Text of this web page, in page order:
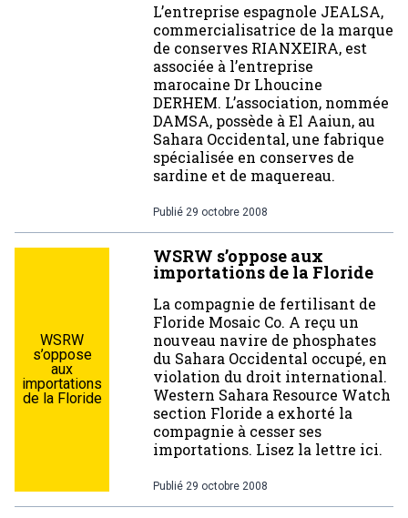
L’entreprise espagnole JEALSA,
commercialisatrice de la marque
de conserves RIANXEIRA, est
associée à l’entreprise
marocaine Dr Lhoucine
DERHEM. L’association, nommée
DAMSA, possède à El Aaiun, au
Sahara Occidental, une fabrique
spécialisée en conserves de
sardine et de maquereau.
Publié 29 octobre 2008
WSRW
s’oppose
aux
importations
de la Floride
WSRW s’oppose aux
importations de la Floride
La compagnie de fertilisant de
Floride Mosaic Co. A reçu un
nouveau navire de phosphates
du Sahara Occidental occupé, en
violation du droit international.
Western Sahara Resource Watch
section Floride a exhorté la
compagnie à cesser ses
importations. Lisez la lettre ici.
Publié 29 octobre 2008